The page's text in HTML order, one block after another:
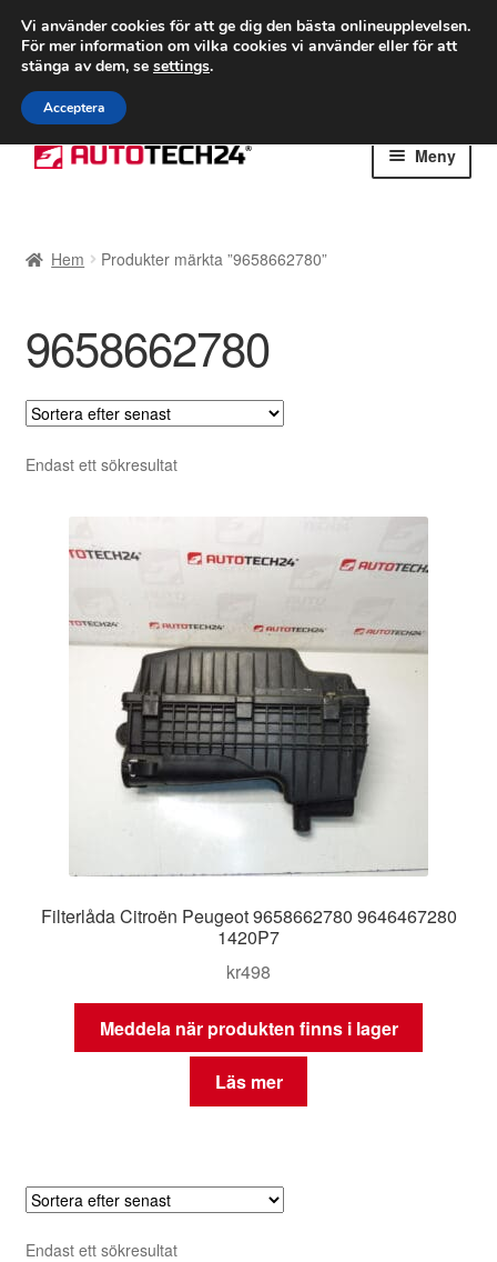
FRAKT från 75 kr
Världsomspännande frakt
Ring 766 924 713
Hoppa
till
Hoppa
till
Meny
Betalningar
Integritetspolicy
Klagomål
Kolla upp
Kontakt
Om oss
Reklamationsprocedur
Villkor
Hem Produkter märkta ”9658662780”
9658662780
Endast ett sökresultat
Filterlåda Citroën Peugeot 9658662780 9646467280
1420P7
kr498
Meddela när produkten finns i lager
Läs mer
Endast ett sökresultat
Vi använder cookies för att ge dig den bästa onlineupplevelsen.
För mer information om vilka cookies vi använder eller för att
stänga av dem, se settings.
Acceptera